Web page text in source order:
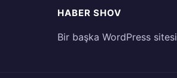
HABER SHOV
Bir başka WordPress sitesi